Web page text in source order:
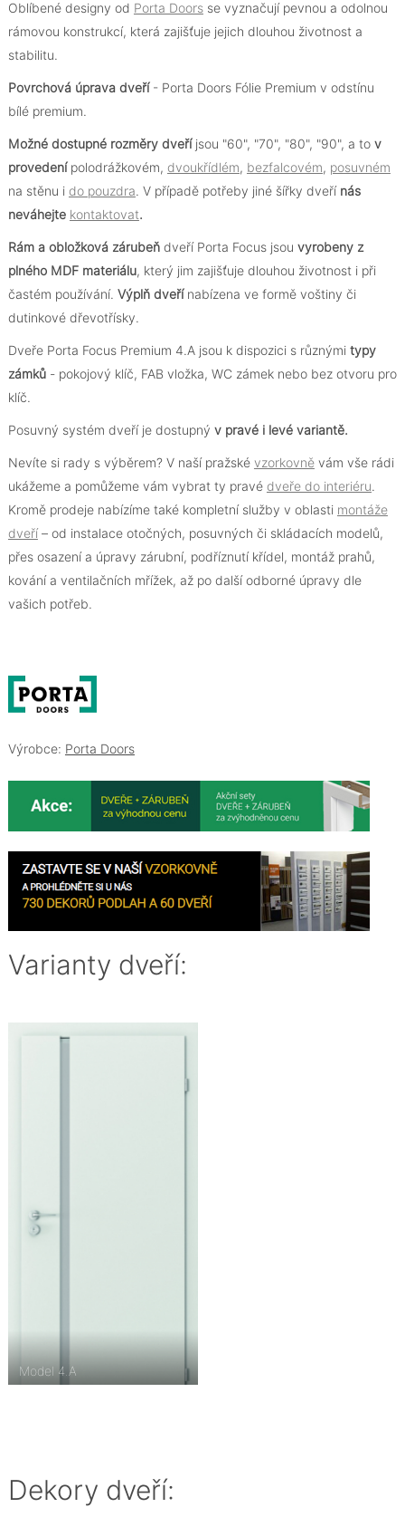
Oblíbené designy od Porta Doorsse vyznačují pevnou a odolnou
rámovou konstrukcí, která zajišťuje jejich dlouhou životnost a
stabilitu.
Povrchová úprava dveří- Porta Doors Fólie Premium v odstínu
bílé premium.
Možné dostupné rozměry dveří jsou "60", "70", "80", "90", a to v
provedenípolodrážkovém, dvoukřídlém, bezfalcovém, posuvném
na stěnu i do pouzdra. V případě potřeby jiné šířky dveří nás
neváhejte kontaktovat.
Rám a obložková zárubeňdveří Porta Focus jsou vyrobeny z
plného MDF materiálu, který jim zajišťuje dlouhou životnost i při
častém používání. Výplň dveřínabízena ve formě voštiny či
dutinkové dřevotřísky.
Dveře Porta Focus Premium 4.A jsou k dispozici s různými typy
zámků- pokojový klíč, FAB vložka, WC zámek nebo bez otvoru pro
klíč.
Posuvný systém dveří je dostupný v pravé i levé variantě.
Nevíte si rady s výběrem? V naší pražské vzorkovněvám vše rádi
ukážeme a pomůžeme vám vybrat ty pravé dveře do interiéru.
Kromě prodeje nabízíme také kompletní služby v oblasti montáže
dveří– od instalace otočných, posuvných či skládacích modelů,
přes osazení a úpravy zárubní, podříznutí křídel, montáž prahů,
kování a ventilačních mřížek, až po další odborné úpravy dle
vašich potřeb.
Výrobce: Porta Doors
Varianty dveří:
Model 4.A
Dekory dveří: